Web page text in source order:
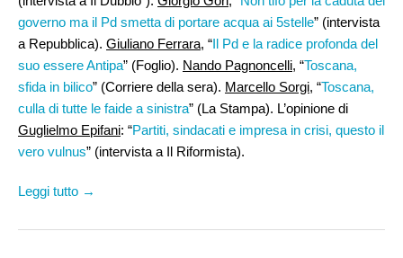
governo ma il Pd smetta di portare acqua ai 5stelle” (intervista
a Repubblica). Giuliano Ferrara, “Il Pd e la radice profonda del
suo essere Antipa” (Foglio). Nando Pagnoncelli, “Toscana,
sfida in bilico” (Corriere della sera). Marcello Sorgi, “Toscana,
culla di tutte le faide a sinistra” (La Stampa). L’opinione di
Guglielmo Epifani: “Partiti, sindacati e impresa in crisi, questo il
vero vulnus” (intervista a Il Riformista).
Leggi tutto →